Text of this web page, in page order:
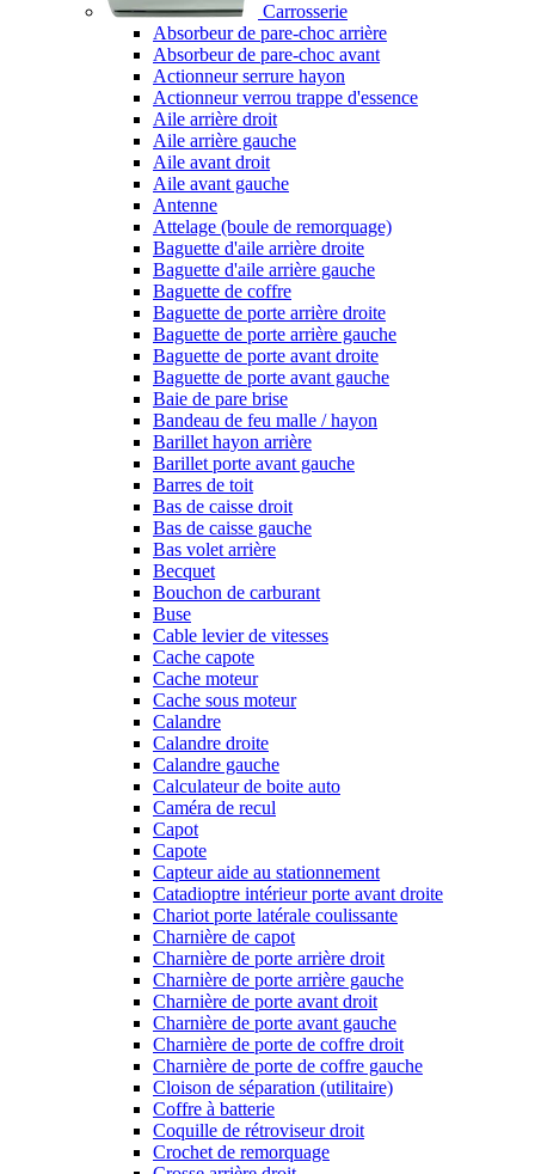
Carrosserie
Absorbeur de pare-choc arrière
Absorbeur de pare-choc avant
Actionneur serrure hayon
Actionneur verrou trappe d'essence
Aile arrière droit
Aile arrière gauche
Aile avant droit
Aile avant gauche
Antenne
Attelage (boule de remorquage)
Baguette d'aile arrière droite
Baguette d'aile arrière gauche
Baguette de coffre
Baguette de porte arrière droite
Baguette de porte arrière gauche
Baguette de porte avant droite
Baguette de porte avant gauche
Baie de pare brise
Bandeau de feu malle / hayon
Barillet hayon arrière
Barillet porte avant gauche
Barres de toit
Bas de caisse droit
Bas de caisse gauche
Bas volet arrière
Becquet
Bouchon de carburant
Buse
Cable levier de vitesses
Cache capote
Cache moteur
Cache sous moteur
Calandre
Calandre droite
Calandre gauche
Calculateur de boite auto
Caméra de recul
Capot
Capote
Capteur aide au stationnement
Catadioptre intérieur porte avant droite
Chariot porte latérale coulissante
Charnière de capot
Charnière de porte arrière droit
Charnière de porte arrière gauche
Charnière de porte avant droit
Charnière de porte avant gauche
Charnière de porte de coffre droit
Charnière de porte de coffre gauche
Cloison de séparation (utilitaire)
Coffre à batterie
Coquille de rétroviseur droit
Crochet de remorquage